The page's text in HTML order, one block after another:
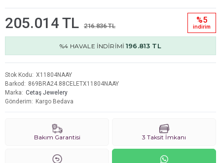
205.014 TL 216.836 TL
%5
i̇ndi̇ri̇m
%4 HAVALE İNDİRİMİ196.813 TL
Stok Kodu
X11804NAAY
Barkod
869BRA24.88CELETX11804NAAY
Marka
Cetaş Jewelery
Gönderim
Kargo Bedava
Bakım Garantisi 3 Taksit İmkanı